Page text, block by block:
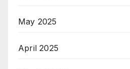
May 2025
April 2025